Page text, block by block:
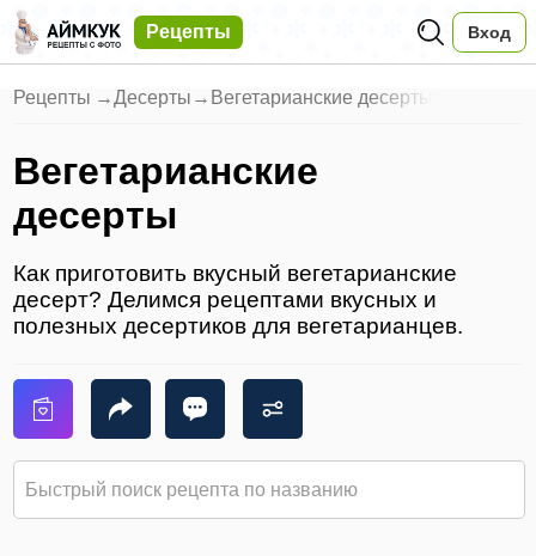
Рецепты Вход
Рецепты →Десерты → Вегетарианские десерты
Вегетарианские
десерты
Как приготовить вкусный вегетарианские
десерт? Делимся рецептами вкусных и
полезных десертиков для вегетарианцев.